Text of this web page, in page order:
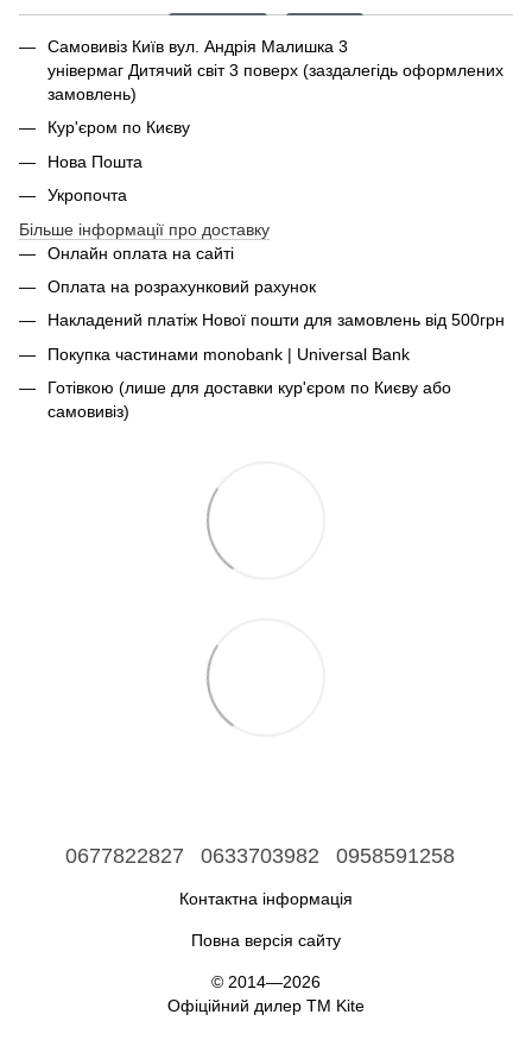
Самовивіз Київ вул. Андрія Малишка 3
універмаг Дитячий світ 3 поверх (заздалегідь оформлених
замовлень)
Кур'єром по Києву
Нова Пошта
Укропочта
Більше інформації про доставку
Онлайн оплата на сайті
Оплата на розрахунковий рахунок
Накладений платіж Нової пошти для замовлень від 500грн
Покупка частинами monobank | Universal Bank
Готівкою (лише для доставки кур'єром по Києву або
самовивіз)
0677822827 0633703982 0958591258
Контактна інформація
Повна версія сайту
© 2014—2026
Офіційний дилер ТМ Kite